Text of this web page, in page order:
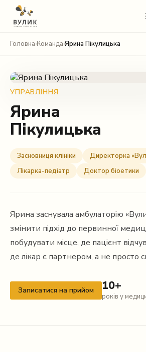
Головна›Команда›Ярина Пікулицька
УПРАВЛІННЯ
Ярина
Пікулицька
Засновниця клініки
Директорка
Лікарка-педіатр
Доктор біоетики
Ярина заснувала амбулаторію
змінити підхід до первинної
побудувати місце, де пацієнт
де лікар є партнером, а не просто
Записатися на прийом 10+
років у
Telegram
Viber
WhatsApp
Instagram